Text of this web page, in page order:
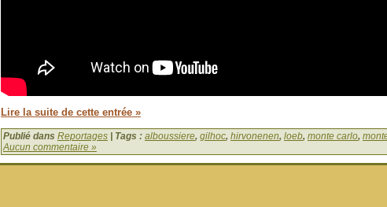
Lire la suite de cette entrée »
Publié dans Reportages | Tags : alboussiere, gilhoc, hirvonenen, loeb, monte carlo,
Aucun commentaire »